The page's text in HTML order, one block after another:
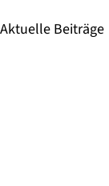
Aktuelle Beiträge